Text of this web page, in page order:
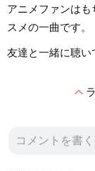
アニメファンは
スメの一曲です。
友達と一緒に聴い
expand_less